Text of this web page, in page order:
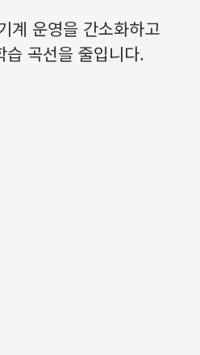
계 운영을 간소화하고
습 곡선을 줄입니다.